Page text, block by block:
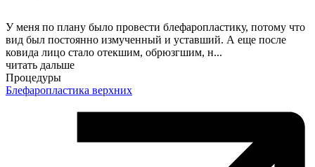
У меня по плану было провести блефаропластику, потому что
вид был постоянно измученный и уставший. А еще после
ковида лицо стало отекшим, обрюзгшим, н...
читать дальше
Процедуры
Блефаропластика верхних